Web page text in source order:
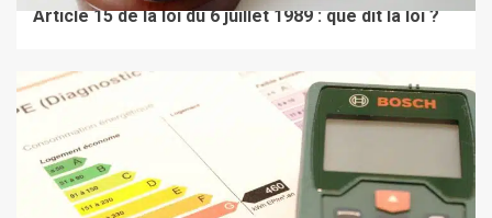
Article 15 de la loi du 6 juillet 1989 : que dit la loi ?